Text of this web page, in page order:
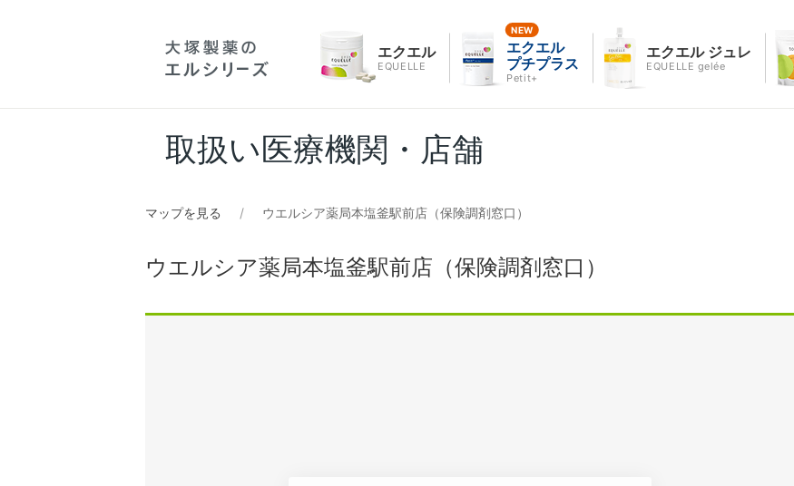
エクエル
EQUELLE
エクエル
プチプラス
Petit+
エクエル ジュレ
EQUELLE gelée
取扱い医療機関・店舗
マップを見る ウエルシア薬局本塩釜駅前店（保険調剤窓口）
ウエルシア薬局本塩釜駅前店（保険調剤窓口）